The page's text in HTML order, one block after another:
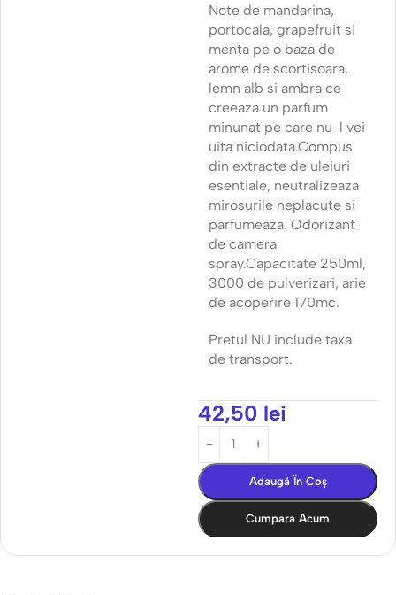
Note de mandarina,
portocala, grapefruit si
menta pe o baza de
arome de scortisoara,
lemn alb si ambra ce
creeaza un parfum
minunat pe care nu-l vei
uita niciodata.Compus
din extracte de uleiuri
esentiale, neutralizeaza
mirosurile neplacute si
parfumeaza. Odorizant
de camera
spray.Capacitate 250ml,
3000 de pulverizari, arie
de acoperire 170mc.
Pretul NU include taxa
de transport.
42,50 lei
Adaugă În Coș
Cumpara Acum